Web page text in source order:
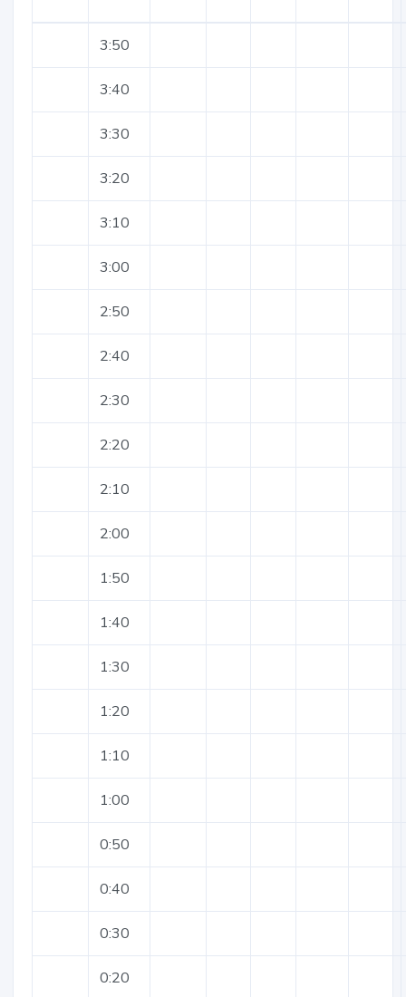
3:50
3:40
3:30
3:20
3:10
3:00
2:50
2:40
2:30
2:20
2:10
2:00
1:50
1:40
1:30
1:20
1:10
1:00
0:50
0:40
0:30
0:20